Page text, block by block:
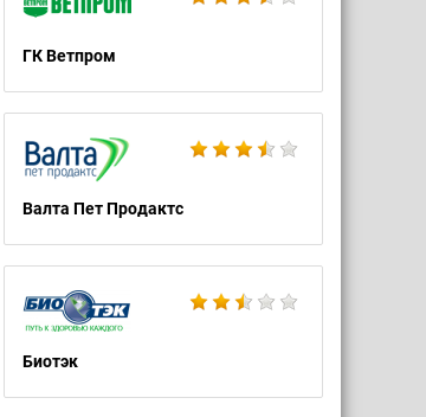
ГК Ветпром
Валта Пет Продактс
Биотэк